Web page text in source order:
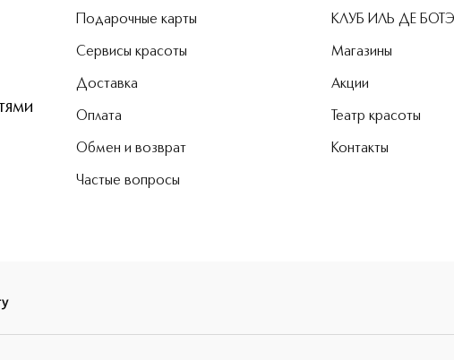
Подарочные карты
Сервисы красоты
Доставка
Оплата
Обмен и возврат
Частые вопросы
КЛУБ ИЛЬ ДЕ БОТЭ
Магазины
Акции
Театр красоты
Контакты